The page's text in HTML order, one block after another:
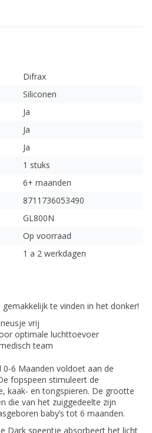
Difrax
Siliconen
Ja
Ja
Ja
1 stuks
6+ maanden
8711736053490
GL800N
Op voorraad
1 a 2 werkdagen
te vinden in het donker!
vrij
optimale luchttoevoer
team
6 Maanden voldoet aan de
fopspeen stimuleert de
kaak- en tongspieren. De grootte
die van het zuiggedeelte zijn
baby’s tot 6 maanden.
Dark speentje absorbeert het licht